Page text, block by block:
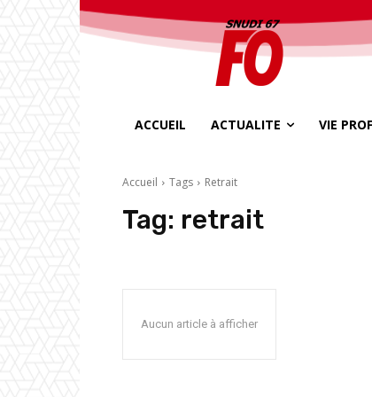
ACCUEIL ACTUALITE VIE
Accueil Tags Retrait
Tag: retrait
Aucun article à afficher